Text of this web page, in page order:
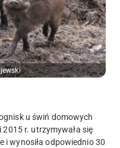
u świń domowych
r. utrzymywała się
i wynosiła odpowiednio 30